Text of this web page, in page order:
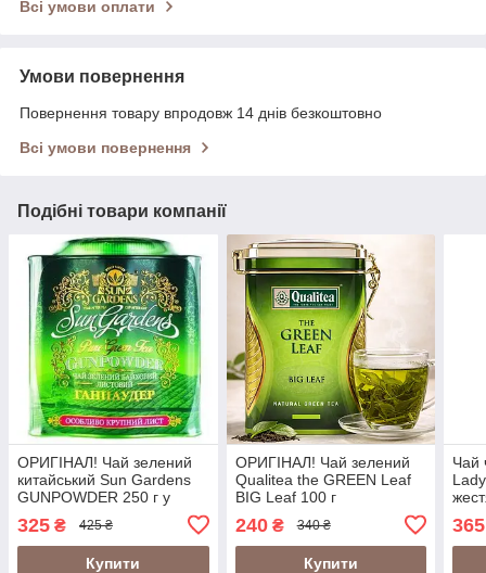
Всі умови оплати
Умови повернення
Повернення товару впродовж 14 днів безкоштовно
Всі умови повернення
Подібні товари компанії
ОРИГІНАЛ! Чай зелений
китайський Sun Gardens
GUNPOWDER 250 г у
крупнолистовий (Сан
Гарденс Ганпаудер)
325 ₴ 425 ₴
Купити
ОРИГІНАЛ! Чай зелений
Qualitea the GREEN Leaf
BIG Leaf 100 г
подарунковій банці
(Цейлон)
240₴ 340 ₴
Купити
Чай
365